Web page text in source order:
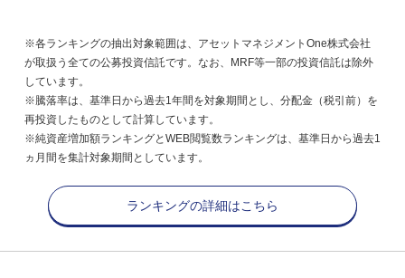
※各ランキングの抽出対象範囲は、アセットマネジメントOne株式会社
が取扱う全ての公募投資信託です。なお、MRF等一部の投資信託は除外
しています。
※騰落率は、基準日から過去1年間を対象期間とし、分配金（税引前）を
再投資したものとして計算しています。
※純資産増加額ランキングとWEB閲覧数ランキングは、基準日から過去1
ヵ月間を集計対象期間としています。
ランキングの詳細はこちら